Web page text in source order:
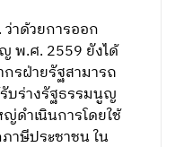
ด้วยการออก
พ.ศ. 2559 ยังได้
รฝ่ายรัฐสามารถ
บร่างรัฐธรรมนูญ
ดำเนินการโดยใช้
าษีประชาชน ใน